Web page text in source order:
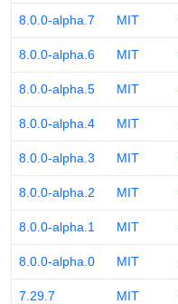
8.0.0-alpha.7 MIT
8.0.0-alpha.6 MIT
8.0.0-alpha.5 MIT
8.0.0-alpha.4 MIT
8.0.0-alpha.3 MIT
8.0.0-alpha.2 MIT
8.0.0-alpha.1 MIT
8.0.0-alpha.0 MIT
7.29.7 MIT